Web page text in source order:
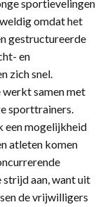
sportievelingen
omdat het
gestructureerde
en
zich snel.
werkt samen met
sporttrainers.
een mogelijkheid
atleten komen
strijd aan, want uit
de vrijwilligers